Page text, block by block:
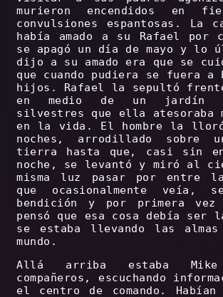
murieron encendidos en
convulsiones espantosas. La
había amado a su Rafael por
se apagó un día de mayo y lo
dijo a su amado era que se
que cuando pudiera se fuera a
hijos. Rafael la sepultó
en medio de un jardín
silvestres que ella atesoraba
en la vida. El hombre la
noches, arrodillado sobre
tierra hasta que, casi sin
noche, se levantó y miró al
misma luz pasar por entre
que ocasionalmente veía,
bendición y por primera
pensó que esa cosa debía ser
se estaba llevando las
mundo.
Allá arriba estaba
compañeros, escuchando
el centro de comando. Habían